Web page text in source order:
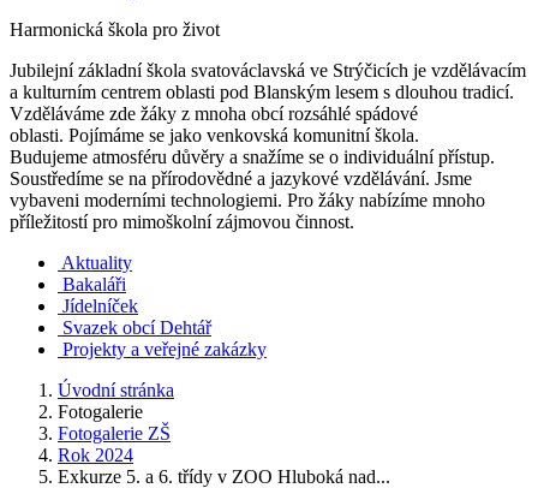
Harmonická škola pro život
Jubilejní základní škola svatováclavská ve Strýčicích je vzdělávacím
a kulturním centrem oblasti pod Blanským lesem s dlouhou tradicí.
Vzděláváme zde žáky z mnoha obcí rozsáhlé spádové
oblasti. Pojímáme se jako venkovská komunitní škola.
Budujeme atmosféru důvěry a snažíme se o individuální přístup.
Soustředíme se na přírodovědné a jazykové vzdělávání. Jsme
vybaveni moderními technologiemi. Pro žáky nabízíme mnoho
příležitostí pro mimoškolní zájmovou činnost.
Aktuality
Bakaláři
Jídelníček
Svazek obcí Dehtář
Projekty a veřejné zakázky
Úvodní stránka
Fotogalerie
Fotogalerie ZŠ
Rok 2024
Exkurze 5. a 6. třídy v ZOO Hluboká nad...